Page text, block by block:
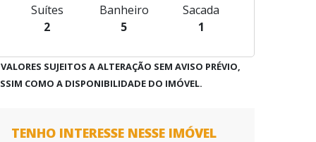
Suítes
2
Banheiro
5
Sacada
1
SUJEITOS A ALTERAÇÃO SEM AVISO PRÉVIO,
COMO A DISPONIBILIDADE DO IMÓVEL.
TENHO INTERESSE NESSE IMÓVEL